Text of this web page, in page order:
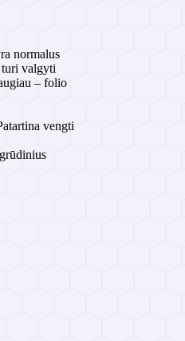
normalus
turi valgyti
– folio
vengti